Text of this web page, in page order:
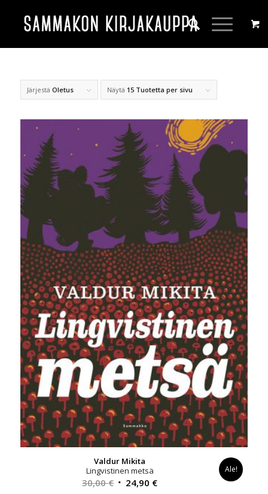
Järjestä Oletus Näytä 15 Tuotetta per sivu
Valdur Mikita
Lingvistinen metsä
30,00€ Alkuperäinen
24,90 €Nykyinen
Ale!